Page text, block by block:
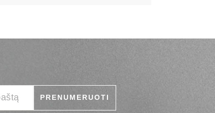
savo
el.
PRENUMERUOTI